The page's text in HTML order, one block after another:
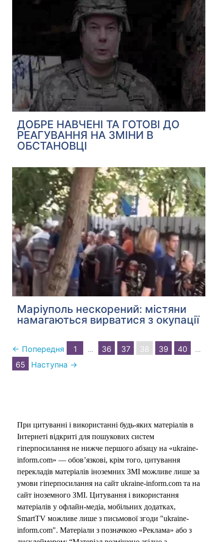
ДОБРЕ НАВЧЕНІ ТА ГОТОВІ ДО
РЕАГУВАННЯ НА ЗМІНИ В
ОБСТАНОВЦІ
Маріуполь нескорений: містяни
намагаються вирватися з окупації
← Попередня 1 … 36 37 38 39 40 …
65 Наступна →
При цитуванні і використанні будь-яких матеріалів в
Інтернеті відкриті для пошукових систем
гіперпосилання не нижче першого абзацу на «ukraine-
inform.com» — обов’язкові, крім того, цитування
перекладів матеріалів іноземних ЗМІ можливе лише за
умови гіперпосилання на сайт ukraine-inform.com та на
сайт іноземного ЗМІ. Цитування і використання
матеріалів у офлайн-медіа, мобільних додатках,
SmartTV можливе лише з письмової згоди "ukraine-
inform.com". Матеріали з позначкою «Реклама» або з